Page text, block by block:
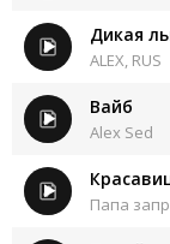
Дикая
ALEX, RUS
Вайб
Alex Sed
Папа